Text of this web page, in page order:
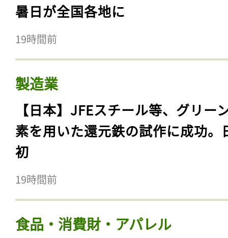
暑日が全国各地に
19時間前
製造業
【日本】JFEスチール等、グリー
素を用いた還元鉄の試作に成功。
初
19時間前
食品・消費財・アパレル